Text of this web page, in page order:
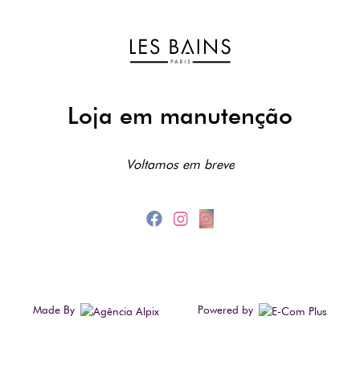
Loja em manutenção
Voltamos em breve
Made By Powered by